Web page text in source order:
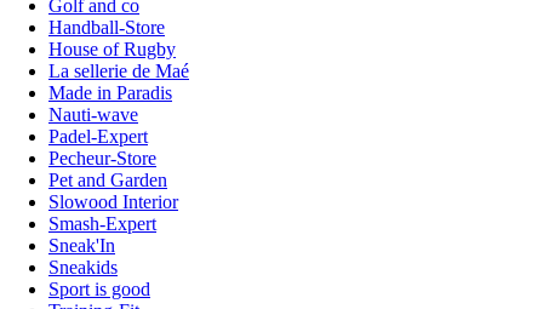
Golf and co
Handball-Store
House of Rugby
La sellerie de Maé
Made in Paradis
Nauti-wave
Padel-Expert
Pecheur-Store
Pet and Garden
Slowood Interior
Smash-Expert
Sneak'In
Sneakids
Sport is good